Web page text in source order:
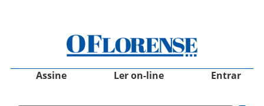
Assine Ler on-line Entrar